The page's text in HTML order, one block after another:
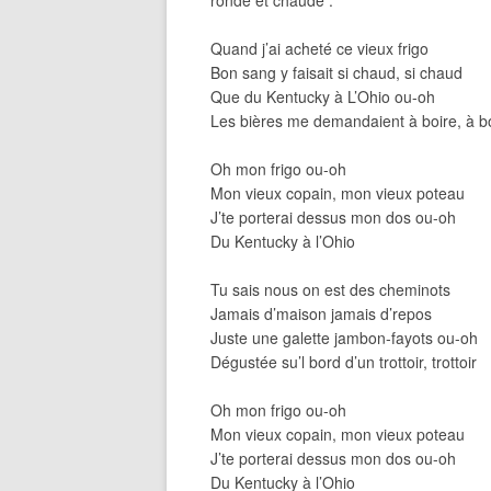
Quand j’ai acheté ce vieux frigo
Bon sang y faisait si chaud, si chaud
Que du Kentucky à L’Ohio ou-oh
Les bières me demandaient à boire, à
Oh mon frigo ou-oh
Mon vieux copain, mon vieux poteau
J’te porterai dessus mon dos ou-oh
Du Kentucky à l’Ohio
Tu sais nous on est des cheminots
Jamais d’maison jamais d’repos
Juste une galette jambon-fayots ou-oh
Dégustée su’l bord d’un trottoir, trottoir
Oh mon frigo ou-oh
Mon vieux copain, mon vieux poteau
J’te porterai dessus mon dos ou-oh
Du Kentucky à l’Ohio